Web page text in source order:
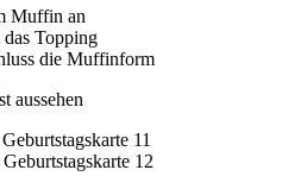
Muffin an
Topping
die Muffinform
aussehen